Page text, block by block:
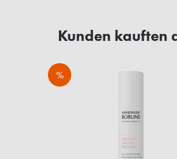
Kunden kauften
%